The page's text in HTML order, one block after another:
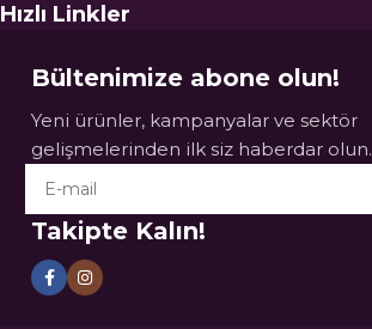
Hızlı Linkler
Bültenimize abone olun!
Yeni ürünler, kampanyalar ve sektör
gelişmelerinden ilk siz haberdar olun.
Takipte Kalın!